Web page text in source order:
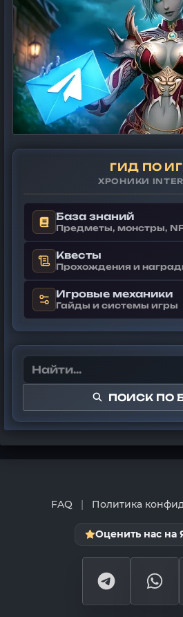
ГИД ПО
ХРОНИКИ
База знаний
Предметы, монстры,
Квесты
Прохождения и
Игровые механики
Гайды и системы игры
ПОИСК ПО
FAQ | Политика
Оценить нас на